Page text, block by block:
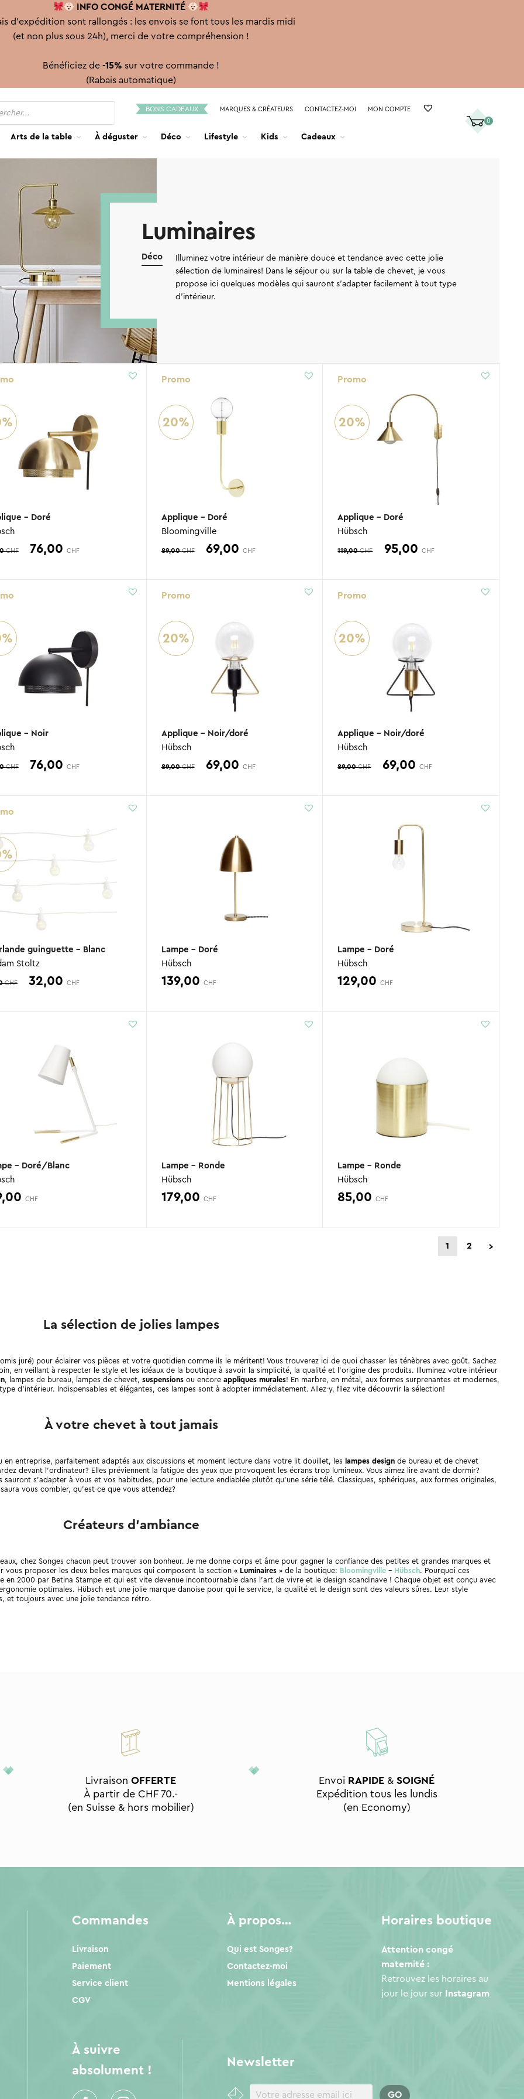
INFO CONGÉ MATERNITÉ
d'expédition sont rallongés : les envois se font tous les mardis midi
(et non plus sous 24h), merci de votre compréhension !
Bénéficiez de -15% sur votre commande !
(Rabais automatique)
BONS CADEAUX MARQUES & CRÉATEURS CONTACTEZ-MOI MON COMPTE
Arts de la table À déguster Déco Lifestyle Kids Cadeaux
0
Luminaires
Déco
Illuminez votre intérieur de manière douce et tendance avec cette jolie
sélection de luminaires! Dans le séjour ou sur la table de chevet, je vous
propose ici quelques modèles qui sauront s’adapter facilement à tout type
d’intérieur.
– Doré
CHF
Le
95,00 CHF.
76,00CHFLe
76,00 CHF.
Promo
20%
Applique – Doré
Bloomingville
89,00CHF
Le
89,00 CHF.
69,00CHFLe
Promo
20%
Applique – Doré
Hübsch
119,00CHF
Le
95,00 CHFLe
– Noir
CHF
Le
95,00 CHF.
76,00CHFLe
76,00 CHF.
Promo
20%
Applique – Noir/doré
Hübsch
89,00CHF
Le
89,00 CHF.
69,00CHFLe
Promo
20%
Applique – Noir/doré
Hübsch
89,00CHF
Le
était :
89,00 CHF.
69,00 CHFLe
guinguette – Blanc
Stoltz
CHF
Le
39,90 CHF.
32,00CHFLe
Lampe – Doré
Hübsch
139,00 CHF
Lampe – Doré
Hübsch
129,00CHF
– Doré/Blanc
CHF
Lampe – Ronde
Hübsch
179,00 CHF
Lampe – Ronde
Hübsch
85,00CHF
1 2
La sélection de jolies lampes
juré) pour éclairer vos pièces et votre quotidien comme ils le méritent! Vous trouverez ici de quoi chasser les ténèbres avec goût. Sachez
en veillant à respecter le style et les idéaux de la boutique à savoir la simplicité, la qualité et l’origine des produits. Illuminez votre intérieur
, lampes de bureau, lampes de chevet, suspensions ou encore appliques murales! En marbre, en métal, aux formes surprenantes et modernes,
d’intérieur. Indispensables et élégantes, ces lampes sont à adopter immédiatement. Allez-y, filez vite découvrir la sélection!
À votre chevet à tout jamais
entreprise, parfaitement adaptés aux discussions et moment lecture dans votre lit douillet, les lampes designde bureau et de chevet
devant l’ordinateur? Elles préviennent la fatigue des yeux que provoquent les écrans trop lumineux. Vous aimez lire avant de dormir?
s’adapter à vous et vos habitudes, pour une lecture endiablée plutôt qu’une série télé. Classiques, sphériques, aux formes originales,
vous combler, qu’est-ce que vous attendez?
Créateurs d’ambiance
chez Songes chacun peut trouver son bonheur. Je me donne corps et âme pour gagner la confiance des petites et grandes marques et
proposer les deux belles marques qui composent la section « Luminaires » de la boutique: Bloomingville– Hübsch. Pourquoi ces
en 2000 par Betina Stampe et qui est vite devenue incontournable dans l’art de vivre et le design scandinave ! Chaque objet est conçu avec
optimales. Hübsch est une jolie marque danoise pour qui le service, la qualité et le design sont des valeurs sûres. Leur style
et toujours avec une jolie tendance rétro.
LivraisonOFFERTE
À partir de CHF 70.-
(en Suisse & hors mobilier)
Envoi RAPIDE &SOIGNÉ
Expédition tous les lundis
(en Economy)
Commandes
Livraison
Paiement
Service client
CGV
À suivre
absolument !
À propos…
Qui est Songes?
Contactez-moi
Mentions légales
Newsletter
Horaires boutique
Attention congé
maternité :
Retrouvez les horaires au
jour le jour sur
Instagram